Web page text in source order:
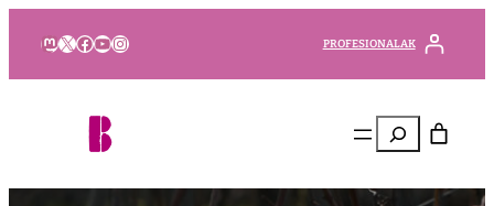
Mastodon
X Facebook
YouTube
Instagram PROFESIONALAK
Bilatu